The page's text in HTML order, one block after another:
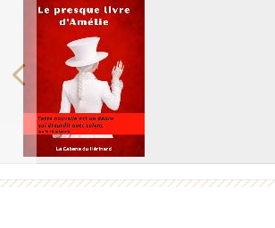
Previous